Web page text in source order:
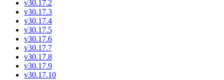
v30.17.2
v30.17.3
v30.17.4
v30.17.5
v30.17.6
v30.17.7
v30.17.8
v30.17.9
v30.17.10